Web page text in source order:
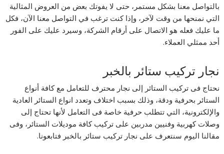
بالتواصل معنا بشكل مستمر، حتى لا يفوتك بعض من العروض المثالية
التي نمنحها من وقت لآخر، وإذا كنت ترغب في التواصل معنا الآن، فكل
ما عليك فعله هو الاتصال على أرقام الشركة، وسيرد عليك على الفور
أحد ممثلي العملاء.
نجار تركيب ستائر بالخبر
نحتاج فى تركيب الستائر إلى نجار محترف للتعامل مع كافة أنواع
الستائر بحرفية ودقة، وذلك بسبب اختلاف وتعدد انواع الستائر العادية
والإلكترونية، التي تتطلب حرفية خاصة فى التعامل لأنها تحتاج إلى
وصلات كهربية وفنيين مدربين على تركيب كافة موديلات الستائر، وفى
مقالنا اليوم سنتعرف على نجار تركيب ستائر بالخبر فتابعونا.